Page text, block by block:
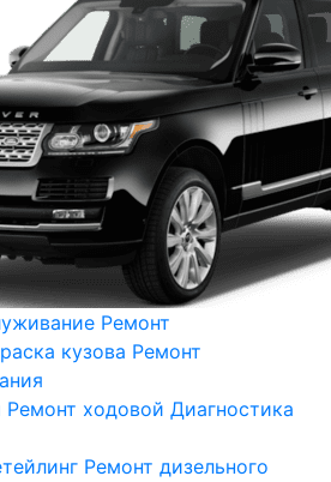
Ремонт
кузова Ремонт
Ремонт ходовой Диагностика
Ремонт дизельного